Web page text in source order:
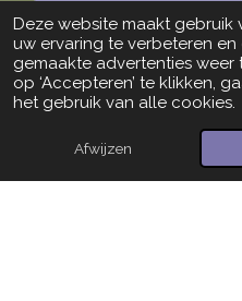
Deze website maakt gebruik
uw ervaring te verbeteren
gemaakte advertenties weer
op ‘Accepteren’ te klikken,
het gebruik van alle cookies.
Afwijzen
Mijn